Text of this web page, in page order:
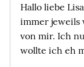
Hallo liebe
immer jeweils
von mir. Ich
wollte ich eh